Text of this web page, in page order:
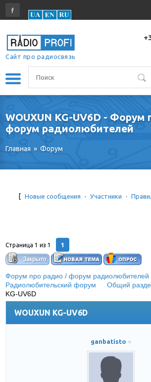
Сайт про радиосвязь
WOUXUN KG-UV6D - Форум
форум радиолюбителей
Главная » Форум
[ Новые сообщения · Участники ·
Страница1 из1 1
Форум про радио / форум радиолюбителей
Радиолюбительский форум
Общий
KG-UV6D
WOUXUN KG-UV6D
ganbatisto